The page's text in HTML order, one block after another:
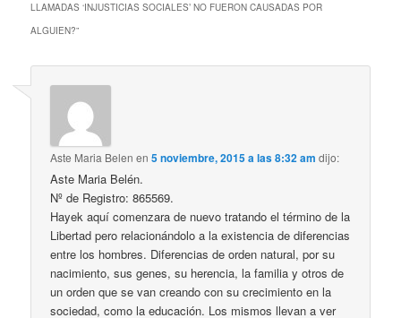
LLAMADAS ‘INJUSTICIAS SOCIALES’ NO FUERON CAUSADAS POR
ALGUIEN?”
Aste Maria Belen en5 noviembre, 2015 a las 8:32 am dijo:
Aste Maria Belén.
Nº de Registro: 865569.
Hayek aquí comenzara de nuevo tratando el término de la
Libertad pero relacionándolo a la existencia de diferencias
entre los hombres. Diferencias de orden natural, por su
nacimiento, sus genes, su herencia, la familia y otros de
un orden que se van creando con su crecimiento en la
sociedad, como la educación. Los mismos llevan a ver